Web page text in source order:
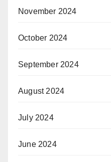
November 2024
October 2024
September 2024
August 2024
July 2024
June 2024